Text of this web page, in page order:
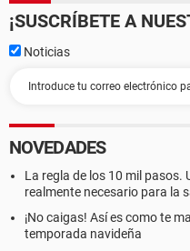
¡SUSCRÍBETE A
Noticias
NOVEDADES
La regla de los 10 mil pasos.
realmente necesario para la
¡No caigas! Así es como te
temporada navideña